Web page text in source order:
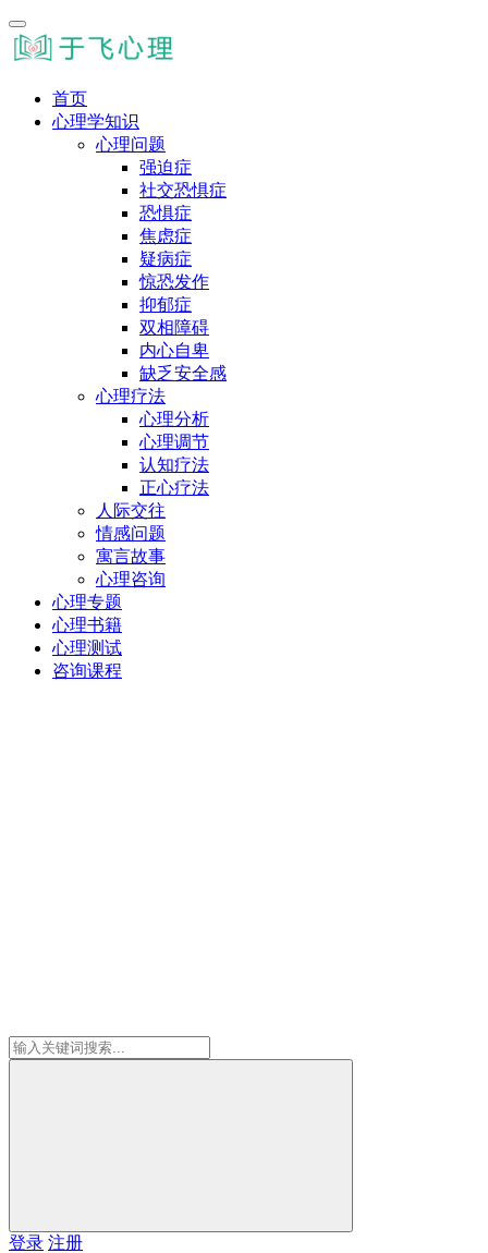
首页
心理学知识
心理问题
强迫症
社交恐惧症
恐惧症
焦虑症
疑病症
惊恐发作
抑郁症
双相障碍
内心自卑
缺乏安全感
心理疗法
心理分析
心理调节
认知疗法
正心疗法
人际交往
情感问题
寓言故事
心理咨询
心理专题
心理书籍
心理测试
咨询课程
登录 注册